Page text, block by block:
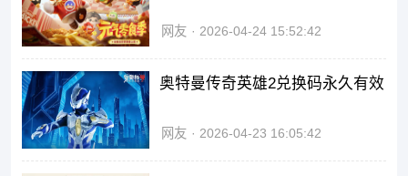
网友 2026-04-24 15:52:42
奥特曼传奇英雄2兑换码永久有效
网友 2026-04-23 16:05:42